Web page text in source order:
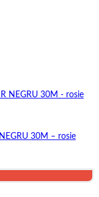
30M – rosie